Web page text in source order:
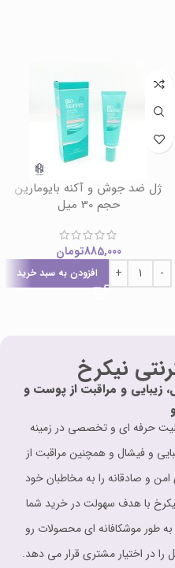
ژل ضد جوش و آکنه بایومارین
حجم 30 میل
885,000تومان
افزودن به سبد خرید
نیکرخ
و مراقبت از پوست و
سابقه فعالیت حرفه ای و تخصصی در زمینه
و فیشال و همچنین مراقبت از
و صادقانه را به مخاطبان خود
با هدف سهولت در خرید شما
طور موشکافانه ای محصولات رو
را در اختیار مشتری قرار می دهد.